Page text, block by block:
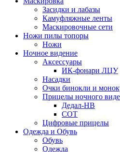
Засидки и лабазы
Камуфляжные ленты
Маскировочные сети
Ножи пилы топоры
Ножи
Ночное видение
Аксессуары
ИК-фонари ЛЦУ
Насадки
Очки бинокли и
Прицелы ночного
Дедал-НВ
СОТ
Цифровые прицелы
Одежда и Обувь
Обувь
Одежда